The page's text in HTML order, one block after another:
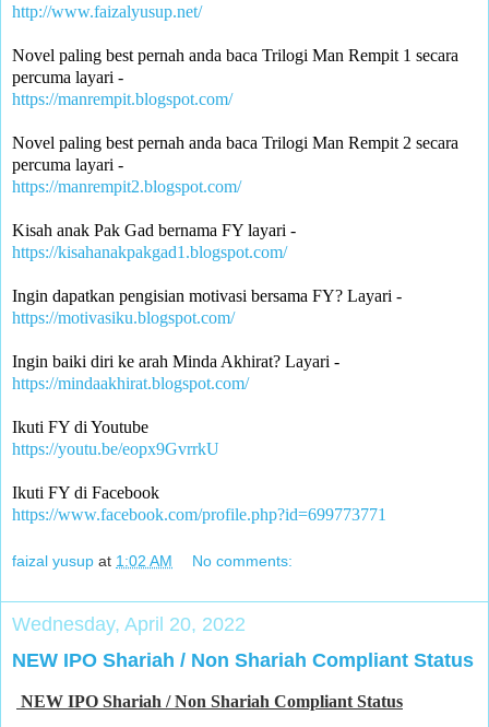
http://www.faizalyusup.net/
Novel paling best pernah anda baca Trilogi Man Rempit 1 secara
percuma layari -
https://manrempit.blogspot.com/
Novel paling best pernah anda baca Trilogi Man Rempit 2 secara
percuma layari -
https://manrempit2.blogspot.com/
Kisah anak Pak Gad bernama FY layari -
https://kisahanakpakgad1.blogspot.com/
Ingin dapatkan pengisian motivasi bersama FY? Layari -
https://motivasiku.blogspot.com/
Ingin baiki diri ke arah Minda Akhirat? Layari -
https://mindaakhirat.blogspot.com/
Ikuti FY di Youtube
https://youtu.be/eopx9GvrrkU
Ikuti FY di Facebook
https://www.facebook.com/profile.php?id=699773771
faizal yusup at 1:02 AM No comments:
Wednesday, April 20, 2022
NEW IPO Shariah / Non Shariah Compliant Status
NEW IPO Shariah / Non Shariah Compliant Status